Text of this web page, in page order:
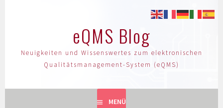
eQMS Blog
Neuigkeiten und Wissenswertes zum elektronischen
Qualitätsmanagement-System (eQMS)
MENÜ